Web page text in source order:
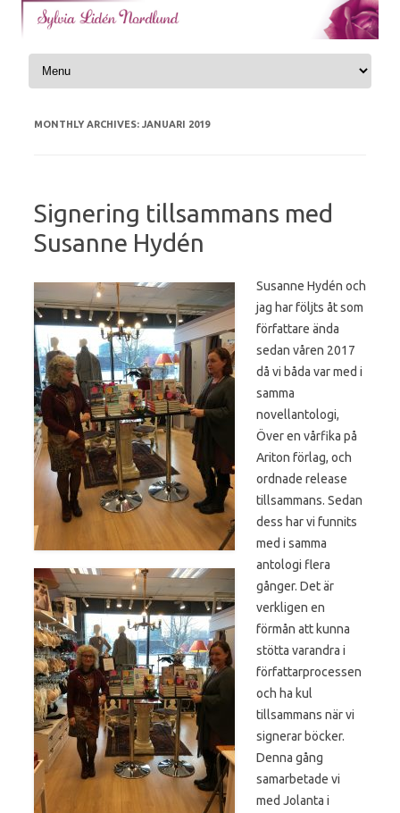
Skip to content
MONTHLY ARCHIVES: JANUARI 2019
Signering tillsammans med
Susanne Hydén
Susanne Hydén och
jag har följts åt som
författare ända
sedan våren 2017
då vi båda var med i
samma
novellantologi,
Över en vårfika på
Ariton förlag, och
ordnade release
tillsammans. Sedan
dess har vi funnits
med i samma
antologi flera
gånger. Det är
verkligen en
förmån att kunna
stötta varandra i
författarprocessen
och ha kul
tillsammans när vi
signerar böcker.
Denna gång
samarbetade vi
med Jolanta i